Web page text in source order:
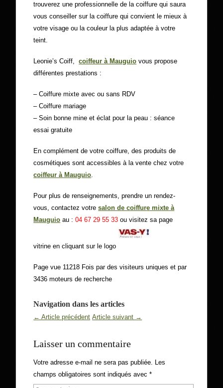
trouverez une professionnelle de la coiffure qui saura
vous conseiller sur la coiffure qui convient le mieux à
votre visage ou la couleur la plus adaptée à votre
teint.
Leonie’s Coiff,coiffeur à Mauguio vous propose
différentes prestations :
– Coiffure mixte avec ou sans RDV
– Coiffure mariage
– Soin bonne mine et éclat pour la peau : séance
essai gratuite
En complément de votre coiffure, des produits de
cosmétiques sont accessibles à la vente chez votre
coiffeur à Mauguio.
Pour plus de renseignements, prendre un rendez-
vous, contactez votresalon de coiffure mixte à
Mauguio au :04 67 29 55 33 ou visitez sa page
vitrine en cliquant sur le logo
Page vue 11218 Fois par des visiteurs uniques et par
3436 moteurs de recherche
Navigation dans les articles
← Article précédent Article suivant →
Laisser un commentaire
Votre adresse e-mail ne sera pas publiée. Les
champs obligatoires sont indiqués avec*